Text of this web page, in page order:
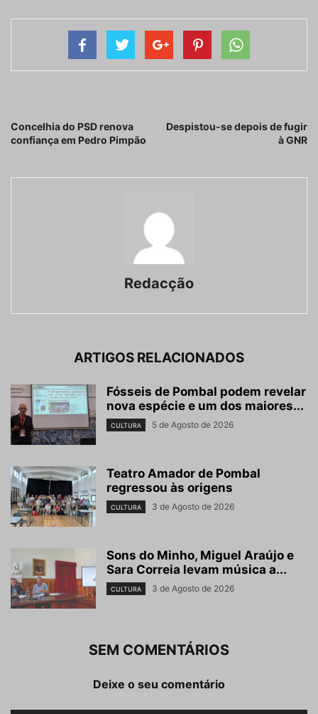
Concelhia do PSD renova
confiança em Pedro Pimpão
Despistou-se depois de fugir
à GNR
Redacção
ARTIGOS RELACIONADOS
Fósseis de Pombal podem revelar
nova espécie e um dos maiores...
CULTURA 5 de Agosto de 2026
Teatro Amador de Pombal
regressou às origens
CULTURA 3 de Agosto de 2026
Sons do Minho, Miguel Araújo e
Sara Correia levam música a...
CULTURA 3 de Agosto de 2026
SEM COMENTÁRIOS
Deixe o seu comentário